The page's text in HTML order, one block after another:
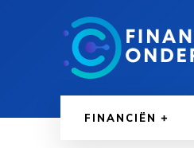
FINANCIËN